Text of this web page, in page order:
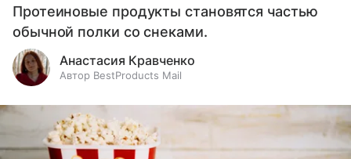
Протеиновые продукты становятся частью
обычной полки со снеками.
Анастасия Кравченко
Автор BestProducts Mail